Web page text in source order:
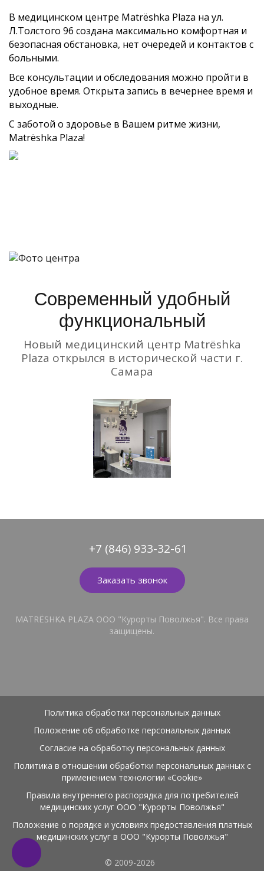
В медицинском центре Matrёshka Plaza на ул.
Л.Толстого 96 создана максимально комфортная и
безопасная обстановка, нет очередей и контактов с
больными.
Все консультации и обследования можно пройти в
удобное время. Открыта запись в вечернее время и
выходные.
С заботой о здоровье в Вашем ритме жизни,
Matrёshka Plaza!
Современный удобный
функциональный
Новый медицинский центр Matrёshka
Plaza открылся в исторической части г.
Самара
+7 (846) 933-32-61
Заказать звонок
MATRЁSHKA PLAZA ООО "Курорты Поволжья". Все права
защищены.
Политика обработки персональных данных
Положение об обработке персональных данных
Согласие на обработку персональных данных
Политика в отношении обработки персональных данных с
применением технологии «Cookie»
Правила внутреннего распорядка для потребителей
медицинских услуг ООО "Курорты Поволжья"
Положение о порядке и условиях предоставления платных
медицинских услуг в ООО "Курорты Поволжья"
© 2009-2026
Акциимесяца на сайте💜
Надёжная забота о вашем здоровье: выгодно и
комфортно.
Мы в соцсетях! Приглашаем ↓